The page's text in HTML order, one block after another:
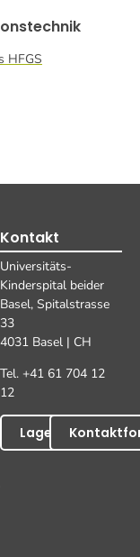
HFGS
Kontakt
Universitäts-
Kinderspital beider
Basel, Spitalstrasse
33
4031 Basel | CH
Tel. +41 61 704 12
12
Lageplan